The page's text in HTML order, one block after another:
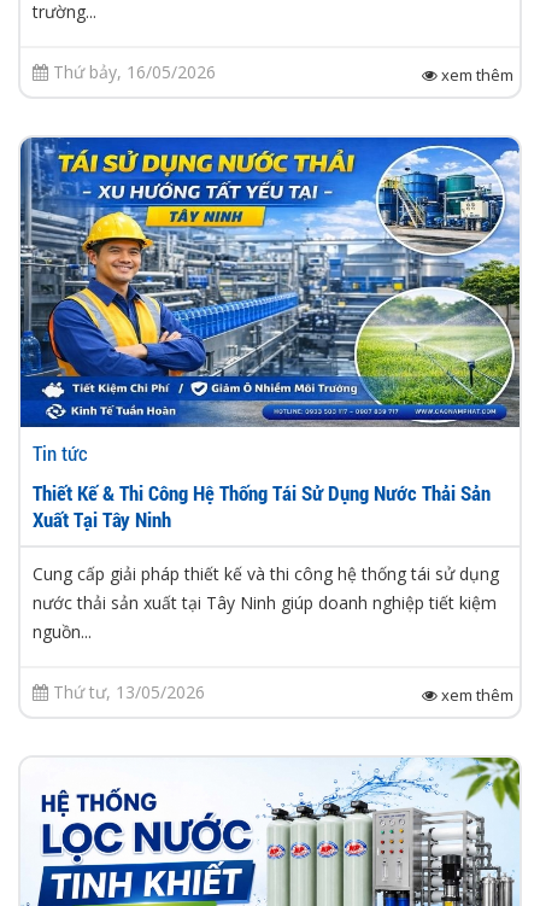
trường...
Thứ bảy, 16/05/2026 xem thêm
Tin tức
Thiết Kế & Thi Công Hệ Thống Tái Sử Dụng Nước Thải Sản
Xuất Tại Tây Ninh
Cung cấp giải pháp thiết kế và thi công hệ thống tái sử dụng
nước thải sản xuất tại Tây Ninh giúp doanh nghiệp tiết kiệm
nguồn...
Thứ tư, 13/05/2026 xem thêm